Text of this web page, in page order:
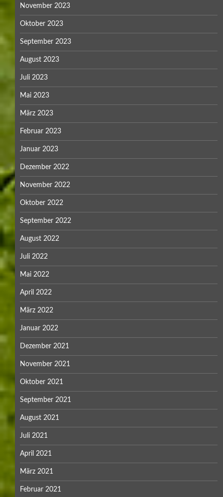
November 2023
Oktober 2023
September 2023
August 2023
Juli 2023
Mai 2023
März 2023
Februar 2023
Januar 2023
Dezember 2022
November 2022
Oktober 2022
September 2022
August 2022
Juli 2022
Mai 2022
April 2022
März 2022
Januar 2022
Dezember 2021
November 2021
Oktober 2021
September 2021
August 2021
Juli 2021
April 2021
März 2021
Februar 2021